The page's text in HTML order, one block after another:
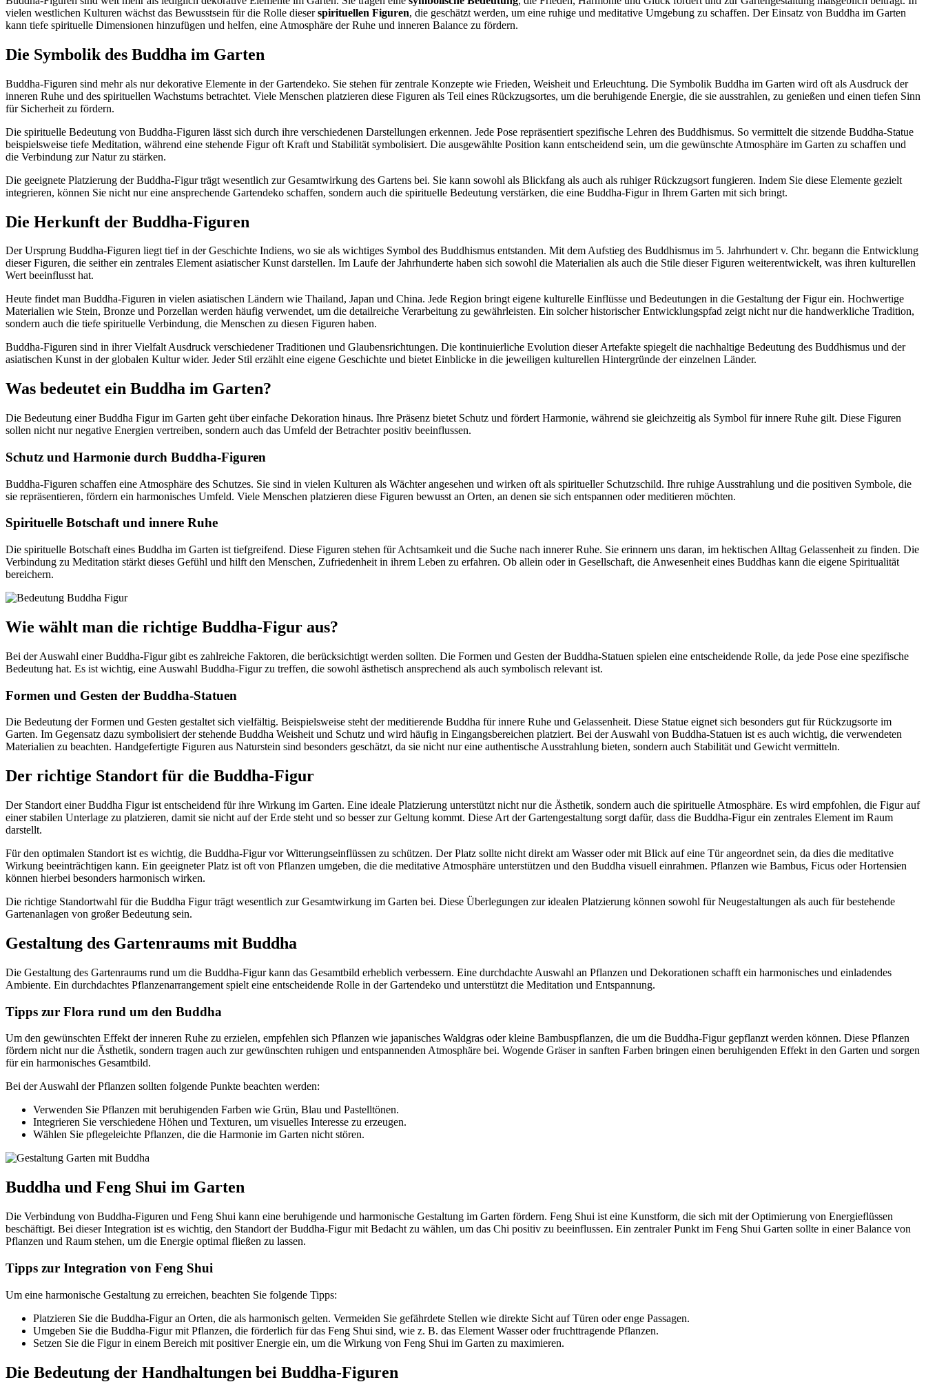
vielen westlichen Kulturen wächst das Bewusstsein für die Rolle dieserspirituellen Figuren, die geschätzt werden, um eine ruhige und meditative Umgebung zu schaffen. Der Einsatz von Buddha im Garten
kann tiefe spirituelle Dimensionen hinzufügen und helfen, eine Atmosphäre der Ruhe und inneren Balance zu fördern.
Die Symbolik des Buddha im Garten
Buddha-Figuren sind mehr als nur dekorative Elemente in der Gartendeko. Sie stehen für zentrale Konzepte wie Frieden, Weisheit und Erleuchtung. Die Symbolik Buddha im Garten wird oft als Ausdruck der
inneren Ruhe und des spirituellen Wachstums betrachtet. Viele Menschen platzieren diese Figuren als Teil eines Rückzugsortes, um die beruhigende Energie, die sie ausstrahlen, zu genießen und einen tiefen Sinn
für Sicherheit zu fördern.
Die spirituelle Bedeutung von Buddha-Figuren lässt sich durch ihre verschiedenen Darstellungen erkennen. Jede Pose repräsentiert spezifische Lehren des Buddhismus. So vermittelt die sitzende Buddha-Statue
beispielsweise tiefe Meditation, während eine stehende Figur oft Kraft und Stabilität symbolisiert. Die ausgewählte Position kann entscheidend sein, um die gewünschte Atmosphäre im Garten zu schaffen und
die Verbindung zur Natur zu stärken.
Die geeignete Platzierung der Buddha-Figur trägt wesentlich zur Gesamtwirkung des Gartens bei. Sie kann sowohl als Blickfang als auch als ruhiger Rückzugsort fungieren. Indem Sie diese Elemente gezielt
integrieren, können Sie nicht nur eine ansprechende Gartendeko schaffen, sondern auch die spirituelle Bedeutung verstärken, die eine Buddha-Figur in Ihrem Garten mit sich bringt.
Die Herkunft der Buddha-Figuren
Der Ursprung Buddha-Figuren liegt tief in der Geschichte Indiens, wo sie als wichtiges Symbol des Buddhismus entstanden. Mit dem Aufstieg des Buddhismus im 5. Jahrhundert v. Chr. begann die Entwicklung
dieser Figuren, die seither ein zentrales Element asiatischer Kunst darstellen. Im Laufe der Jahrhunderte haben sich sowohl die Materialien als auch die Stile dieser Figuren weiterentwickelt, was ihren kulturellen
Wert beeinflusst hat.
Heute findet man Buddha-Figuren in vielen asiatischen Ländern wie Thailand, Japan und China. Jede Region bringt eigene kulturelle Einflüsse und Bedeutungen in die Gestaltung der Figur ein. Hochwertige
Materialien wie Stein, Bronze und Porzellan werden häufig verwendet, um die detailreiche Verarbeitung zu gewährleisten. Ein solcher historischer Entwicklungspfad zeigt nicht nur die handwerkliche Tradition,
sondern auch die tiefe spirituelle Verbindung, die Menschen zu diesen Figuren haben.
Buddha-Figuren sind in ihrer Vielfalt Ausdruck verschiedener Traditionen und Glaubensrichtungen. Die kontinuierliche Evolution dieser Artefakte spiegelt die nachhaltige Bedeutung des Buddhismus und der
asiatischen Kunst in der globalen Kultur wider. Jeder Stil erzählt eine eigene Geschichte und bietet Einblicke in die jeweiligen kulturellen Hintergründe der einzelnen Länder.
Was bedeutet ein Buddha im Garten?
Die Bedeutung einer Buddha Figur im Garten geht über einfache Dekoration hinaus. Ihre Präsenz bietet Schutz und fördert Harmonie, während sie gleichzeitig als Symbol für innere Ruhe gilt. Diese Figuren
sollen nicht nur negative Energien vertreiben, sondern auch das Umfeld der Betrachter positiv beeinflussen.
Schutz und Harmonie durch Buddha-Figuren
Buddha-Figuren schaffen eine Atmosphäre des Schutzes. Sie sind in vielen Kulturen als Wächter angesehen und wirken oft als spiritueller Schutzschild. Ihre ruhige Ausstrahlung und die positiven Symbole, die
sie repräsentieren, fördern ein harmonisches Umfeld. Viele Menschen platzieren diese Figuren bewusst an Orten, an denen sie sich entspannen oder meditieren möchten.
Spirituelle Botschaft und innere Ruhe
Die spirituelle Botschaft eines Buddha im Garten ist tiefgreifend. Diese Figuren stehen für Achtsamkeit und die Suche nach innerer Ruhe. Sie erinnern uns daran, im hektischen Alltag Gelassenheit zu finden. Die
Verbindung zu Meditation stärkt dieses Gefühl und hilft den Menschen, Zufriedenheit in ihrem Leben zu erfahren. Ob allein oder in Gesellschaft, die Anwesenheit eines Buddhas kann die eigene Spiritualität
bereichern.
Wie wählt man die richtige Buddha-Figur aus?
Bei der Auswahl einer Buddha-Figur gibt es zahlreiche Faktoren, die berücksichtigt werden sollten. Die Formen und Gesten der Buddha-Statuen spielen eine entscheidende Rolle, da jede Pose eine spezifische
Bedeutung hat. Es ist wichtig, eine Auswahl Buddha-Figur zu treffen, die sowohl ästhetisch ansprechend als auch symbolisch relevant ist.
Formen und Gesten der Buddha-Statuen
Die Bedeutung der Formen und Gesten gestaltet sich vielfältig. Beispielsweise steht der meditierende Buddha für innere Ruhe und Gelassenheit. Diese Statue eignet sich besonders gut für Rückzugsorte im
Garten. Im Gegensatz dazu symbolisiert der stehende Buddha Weisheit und Schutz und wird häufig in Eingangsbereichen platziert. Bei der Auswahl von Buddha-Statuen ist es auch wichtig, die verwendeten
Materialien zu beachten. Handgefertigte Figuren aus Naturstein sind besonders geschätzt, da sie nicht nur eine authentische Ausstrahlung bieten, sondern auch Stabilität und Gewicht vermitteln.
Der richtige Standort für die Buddha-Figur
Der Standort einer Buddha Figur ist entscheidend für ihre Wirkung im Garten. Eine ideale Platzierung unterstützt nicht nur die Ästhetik, sondern auch die spirituelle Atmosphäre. Es wird empfohlen, die Figur auf
einer stabilen Unterlage zu platzieren, damit sie nicht auf der Erde steht und so besser zur Geltung kommt. Diese Art der Gartengestaltung sorgt dafür, dass die Buddha-Figur ein zentrales Element im Raum
darstellt.
Für den optimalen Standort ist es wichtig, die Buddha-Figur vor Witterungseinflüssen zu schützen. Der Platz sollte nicht direkt am Wasser oder mit Blick auf eine Tür angeordnet sein, da dies die meditative
Wirkung beeinträchtigen kann. Ein geeigneter Platz ist oft von Pflanzen umgeben, die die meditative Atmosphäre unterstützen und den Buddha visuell einrahmen. Pflanzen wie Bambus, Ficus oder Hortensien
können hierbei besonders harmonisch wirken.
Die richtige Standortwahl für die Buddha Figur trägt wesentlich zur Gesamtwirkung im Garten bei. Diese Überlegungen zur idealen Platzierung können sowohl für Neugestaltungen als auch für bestehende
Gartenanlagen von großer Bedeutung sein.
Gestaltung des Gartenraums mit Buddha
Die Gestaltung des Gartenraums rund um die Buddha-Figur kann das Gesamtbild erheblich verbessern. Eine durchdachte Auswahl an Pflanzen und Dekorationen schafft ein harmonisches und einladendes
Ambiente. Ein durchdachtes Pflanzenarrangement spielt eine entscheidende Rolle in der Gartendeko und unterstützt die Meditation und Entspannung.
Tipps zur Flora rund um den Buddha
Um den gewünschten Effekt der inneren Ruhe zu erzielen, empfehlen sich Pflanzen wie japanisches Waldgras oder kleine Bambuspflanzen, die um die Buddha-Figur gepflanzt werden können. Diese Pflanzen
fördern nicht nur die Ästhetik, sondern tragen auch zur gewünschten ruhigen und entspannenden Atmosphäre bei. Wogende Gräser in sanften Farben bringen einen beruhigenden Effekt in den Garten und sorgen
für ein harmonisches Gesamtbild.
Bei der Auswahl der Pflanzen sollten folgende Punkte beachten werden:
Verwenden Sie Pflanzen mit beruhigenden Farben wie Grün, Blau und Pastelltönen.
Integrieren Sie verschiedene Höhen und Texturen, um visuelles Interesse zu erzeugen.
Wählen Sie pflegeleichte Pflanzen, die die Harmonie im Garten nicht stören.
Buddha und Feng Shui im Garten
Die Verbindung von Buddha-Figuren und Feng Shui kann eine beruhigende und harmonische Gestaltung im Garten fördern. Feng Shui ist eine Kunstform, die sich mit der Optimierung von Energieflüssen
beschäftigt. Bei dieser Integration ist es wichtig, den Standort der Buddha-Figur mit Bedacht zu wählen, um das Chi positiv zu beeinflussen. Ein zentraler Punkt im Feng Shui Garten sollte in einer Balance von
Pflanzen und Raum stehen, um die Energie optimal fließen zu lassen.
Tipps zur Integration von Feng Shui
Um eine harmonische Gestaltung zu erreichen, beachten Sie folgende Tipps:
Platzieren Sie die Buddha-Figur an Orten, die als harmonisch gelten. Vermeiden Sie gefährdete Stellen wie direkte Sicht auf Türen oder enge Passagen.
Umgeben Sie die Buddha-Figur mit Pflanzen, die förderlich für das Feng Shui sind, wie z. B. das Element Wasser oder fruchttragende Pflanzen.
Setzen Sie die Figur in einem Bereich mit positiver Energie ein, um die Wirkung von Feng Shui im Garten zu maximieren.
Die Bedeutung der Handhaltungen bei Buddha-Figuren